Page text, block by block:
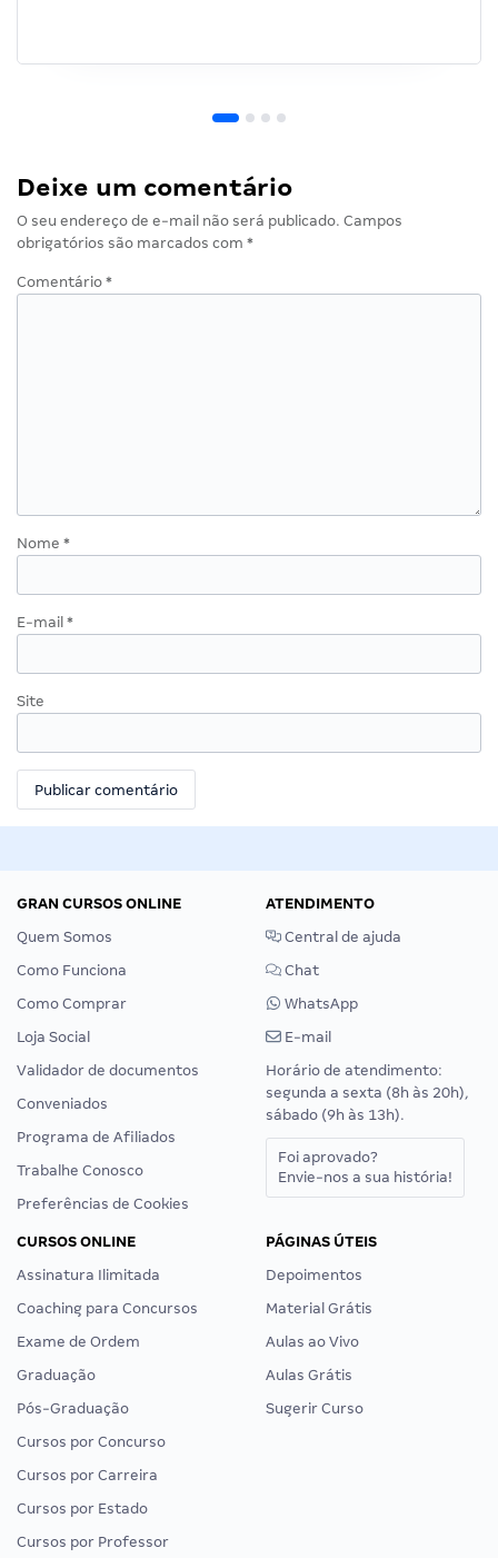
Deixe um comentário
O seu endereço de e-mail não será publicado. Campos
obrigatórios são marcados com *
Comentário *
Nome *
E-mail *
Site
GRAN CURSOS ONLINE
Quem Somos
Como Funciona
Como Comprar
Loja Social
Validador de documentos
Conveniados
Programa de Afiliados
Trabalhe Conosco
Preferências de Cookies
ATENDIMENTO
Central de ajuda
Chat
WhatsApp
E-mail
Horário de atendimento:
segunda a sexta (8h às 20h),
sábado (9h às 13h).
Foi aprovado?
Envie-nos a sua história!
CURSOS ONLINE
Assinatura Ilimitada
Coaching para Concursos
Exame de Ordem
Graduação
Pós-Graduação
Cursos por Concurso
Cursos por Carreira
Cursos por Estado
Cursos por Professor
PÁGINAS ÚTEIS
Depoimentos
Material Grátis
Aulas ao Vivo
Aulas Grátis
Sugerir Curso